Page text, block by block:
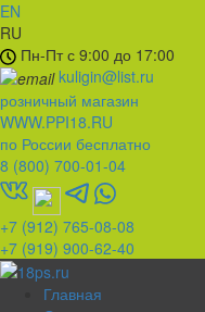
EN
RU
Пн-Пт с 9:00 до 17:00
kuligin@list.ru
розничный магазин
WWW.PPI18.RU
по России бесплатно
8 (800) 700-01-04
+7 (912) 765-08-08
+7 (919) 900-62-40
Главная